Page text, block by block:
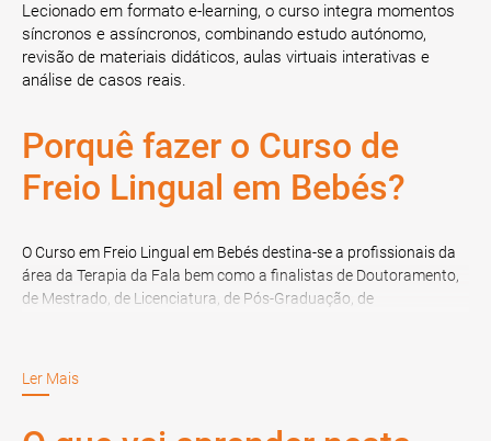
Lecionado em formato e-learning, o curso integra momentos
síncronos e assíncronos, combinando estudo autónomo,
revisão de materiais didáticos, aulas virtuais interativas e
análise de casos reais.
Porquê fazer o Curso de
Freio Lingual em Bebés?
O Curso em Freio Lingual em Bebés destina-se a profissionais da
área da Terapia da Fala bem como a finalistas de Doutoramento,
de Mestrado, de Licenciatura, de Pós-Graduação, de
Ler Mais